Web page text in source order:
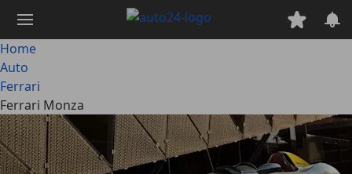
contenuto
principale
Home
Auto
Ferrari
Ferrari Monza